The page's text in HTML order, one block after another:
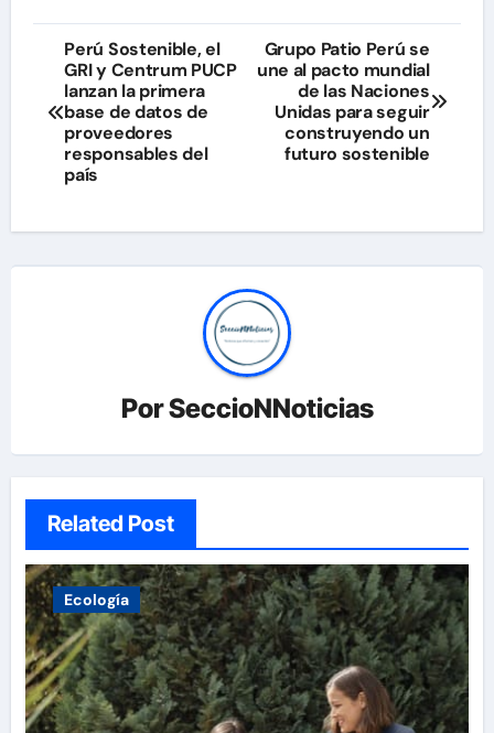
Navegación
de
entradas
Perú Sostenible, el
GRI y Centrum PUCP
lanzan la primera
base de datos de
proveedores
responsables del
país
Grupo Patio Perú se
une al pacto mundial
de las Naciones
Unidas para seguir
construyendo un
futuro sostenible
PorSeccioNNoticias
Related Post
Ecología